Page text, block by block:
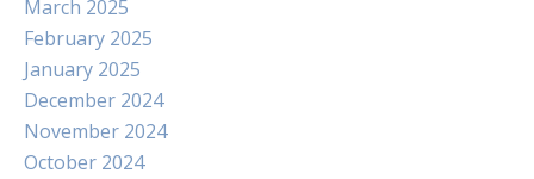
March 2025
February 2025
January 2025
December 2024
November 2024
October 2024